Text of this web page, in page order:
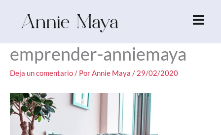
emprender-anniemaya
Deja un comentario/ PorAnnie Maya /29/02/2020